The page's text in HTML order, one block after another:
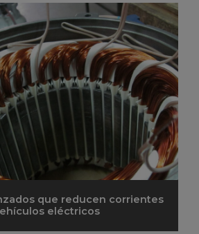
que reducen corrientes
eléctricos